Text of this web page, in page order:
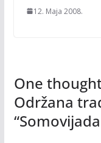
12. Maja 2008.
One
Održana